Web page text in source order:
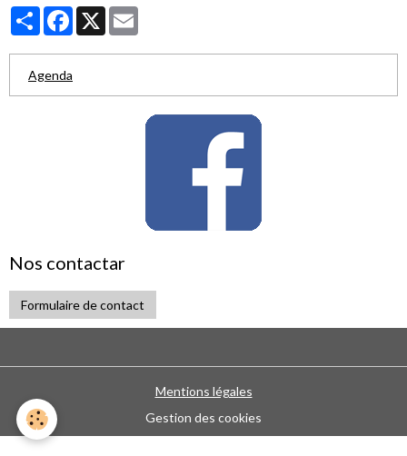
PartagerFacebook
X
Agenda
Nos contactar
Formulaire de contact
Mentions légales
Gestion des cookies